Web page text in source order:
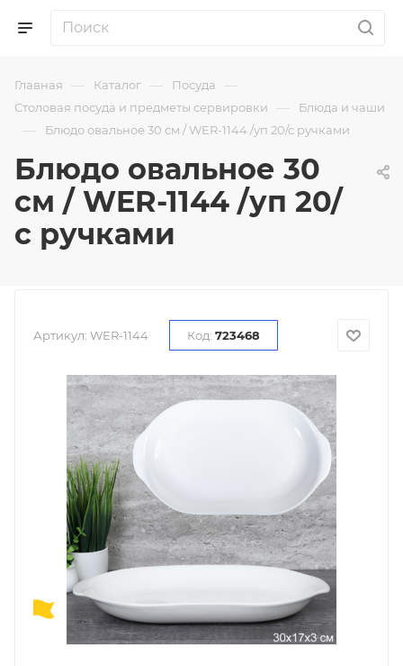
Главная — Каталог — Посуда —
Столовая посуда и предметы сервировки — Блюда и чаши
— Блюдо овальное 30 см / WER-1144 /уп 20/с ручками
Блюдо овальное 30
см / WER-1144 /уп 20/
с ручками
Артикул: WER-1144 Код: 723468